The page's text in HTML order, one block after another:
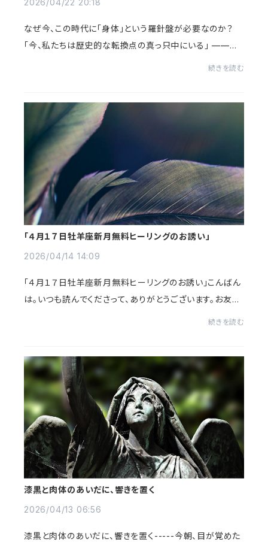
2026/04/22 20:18
なぜ今、この時代に「身体」という羅針盤が必要なのか？
「今、私たちは歴史的な転換点の真っ只中にいる」 ——私
続きを読む
「４月１７日牡羊座新月無料ヒーリングのお誘い」
2026/04/14 14:09
「４月１７日牡羊座新月無料ヒーリングのお誘い」こんばん
は。いつも読んでくださって、ありがとうございます。お友達
続きを読む
漆黒と肉体のあいだに、響きを置く
2026/04/13 06:56
漆黒と肉体のあいだに、響きを置く-----今朝、目が覚めた